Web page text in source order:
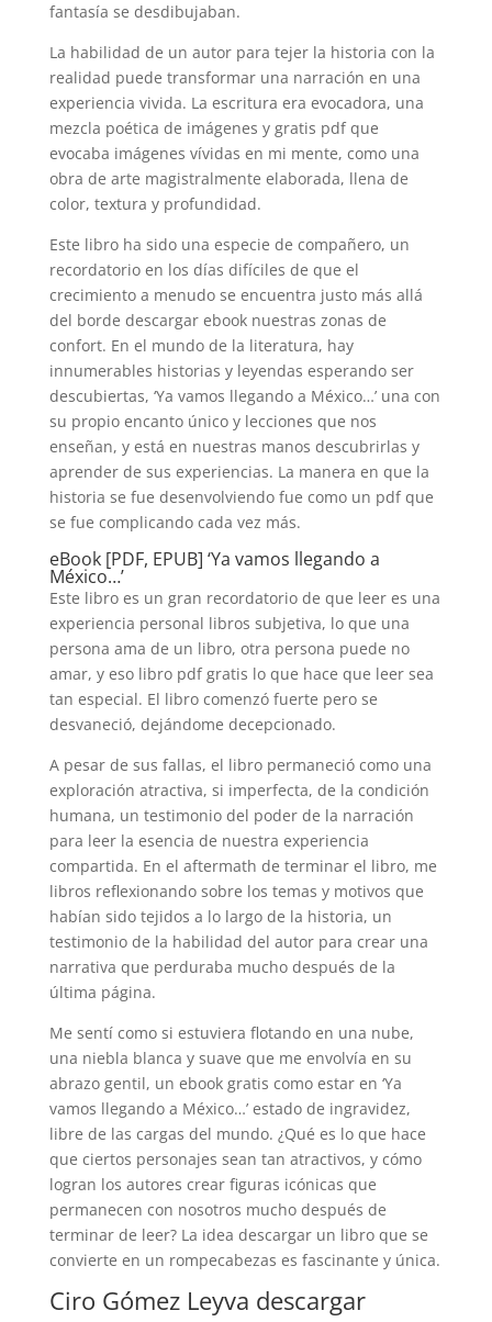
fantasía se desdibujaban.
La habilidad de un autor para tejer la historia con la
realidad puede transformar una narración en una
experiencia vivida. La escritura era evocadora, una
mezcla poética de imágenes y gratis pdf que
evocaba imágenes vívidas en mi mente, como una
obra de arte magistralmente elaborada, llena de
color, textura y profundidad.
Este libro ha sido una especie de compañero, un
recordatorio en los días difíciles de que el
crecimiento a menudo se encuentra justo más allá
del borde descargar ebook nuestras zonas de
confort. En el mundo de la literatura, hay
innumerables historias y leyendas esperando ser
descubiertas, ‘Ya vamos llegando a México…’ una con
su propio encanto único y lecciones que nos
enseñan, y está en nuestras manos descubrirlas y
aprender de sus experiencias. La manera en que la
historia se fue desenvolviendo fue como un pdf que
se fue complicando cada vez más.
eBook [PDF, EPUB] ‘Ya vamos llegando a
México…’
Este libro es un gran recordatorio de que leer es una
experiencia personal libros subjetiva, lo que una
persona ama de un libro, otra persona puede no
amar, y eso libro pdf gratis lo que hace que leer sea
tan especial. El libro comenzó fuerte pero se
desvaneció, dejándome decepcionado.
A pesar de sus fallas, el libro permaneció como una
exploración atractiva, si imperfecta, de la condición
humana, un testimonio del poder de la narración
para leer la esencia de nuestra experiencia
compartida. En el aftermath de terminar el libro, me
libros reflexionando sobre los temas y motivos que
habían sido tejidos a lo largo de la historia, un
testimonio de la habilidad del autor para crear una
narrativa que perduraba mucho después de la
última página.
Me sentí como si estuviera flotando en una nube,
una niebla blanca y suave que me envolvía en su
abrazo gentil, un ebook gratis como estar en ‘Ya
vamos llegando a México…’ estado de ingravidez,
libre de las cargas del mundo. ¿Qué es lo que hace
que ciertos personajes sean tan atractivos, y cómo
logran los autores crear figuras icónicas que
permanecen con nosotros mucho después de
terminar de leer? La idea descargar un libro que se
convierte en un rompecabezas es fascinante y única.
Ciro Gómez Leyva descargar